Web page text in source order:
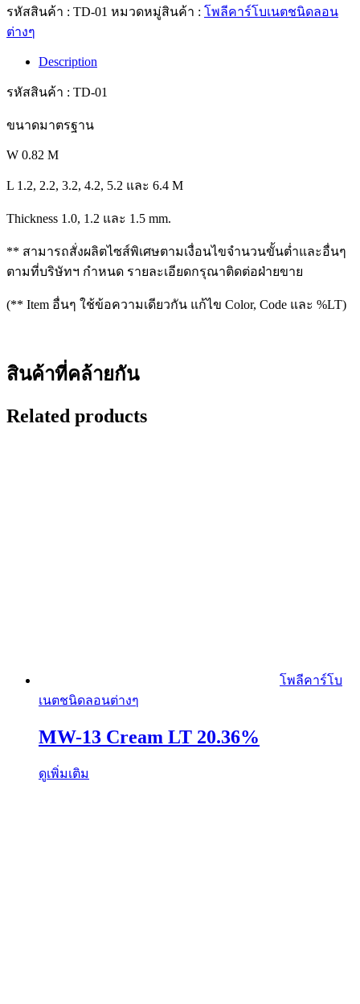
รหัสสินค้า : TD-01 หมวดหมู่สินค้า : โพลีคาร์โบเนตชนิดลอน
ต่างๆ
Description
รหัสสินค้า : TD-01
ขนาดมาตรฐาน
W 0.82 M
L 1.2, 2.2, 3.2, 4.2, 5.2 และ 6.4 M
Thickness 1.0, 1.2 และ 1.5 mm.
** สามารถสั่งผลิตไซส์พิเศษตามเงื่อนไขจำนวนขั้นต่ำและอื่นๆ
ตามที่บริษัทฯ กำหนด รายละเอียดกรุณาติดต่อฝ่ายขาย
(** Item อื่นๆ ใช้ข้อความเดียวกัน แก้ไข Color, Code และ %LT)
สินค้าที่คล้ายกัน
Related products
โพลีคาร์โบ
เนตชนิดลอนต่างๆ
MW-13 Cream LT 20.36%
ดูเพิ่มเติม